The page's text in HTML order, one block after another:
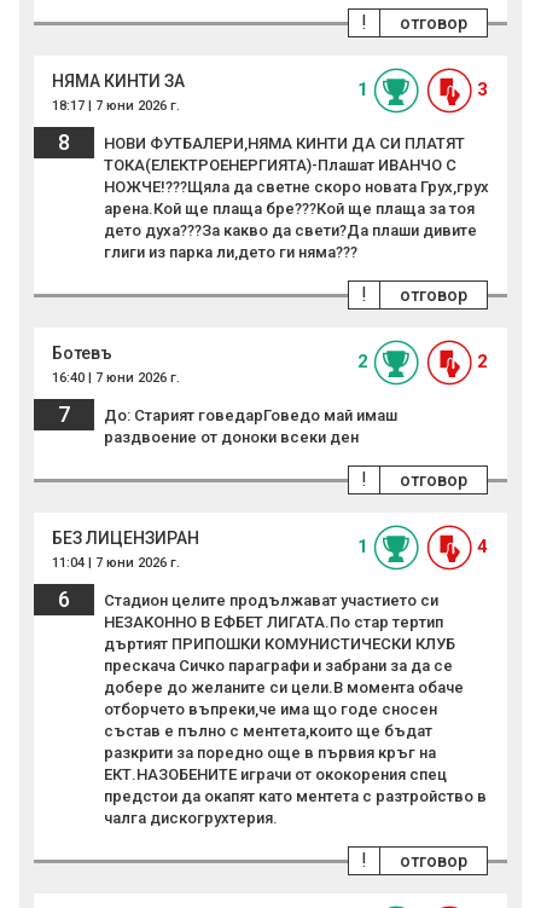
отговор
!
НЯМА КИНТИ ЗА
18:17 | 7 юни 2026 г.
1 3
8
НОВИ ФУТБАЛЕРИ,НЯМА КИНТИ ДА СИ ПЛАТЯТ
ТОКА(ЕЛЕКТРОЕНЕРГИЯТА)-Плашат ИВАНЧО С
НОЖЧЕ!???Щяла да светне скоро новата Грух,грух
арена.Кой ще плаща бре???Кой ще плаща за тоя
дето духа???За какво да свети?Да плаши дивите
глиги из парка ли,дето ги няма???
отговор
!
Ботевъ
16:40 | 7 юни 2026 г.
2 2
7
До: Старият говедарГоведо май имаш
раздвоение от доноки всеки ден
отговор
!
БЕЗ ЛИЦЕНЗИРАН
11:04 | 7 юни 2026 г.
1 4
6
Стадион целите продължават участието си
НЕЗАКОННО В ЕФБЕТ ЛИГАТА.По стар тертип
дъртият ПРИПОШКИ КОМУНИСТИЧЕСКИ КЛУБ
прескача Сичко параграфи и забрани за да се
добере до желаните си цели.В момента обаче
отборчето въпреки,че има що годе сносен
състав е пълно с ментета,които ще бъдат
разкрити за поредно още в първия кръг на
ЕКТ.НАЗОБЕНИТЕ играчи от ококорения спец
предстои да окапят като ментета с разтройство в
чалга дискогрухтерия.
отговор
!